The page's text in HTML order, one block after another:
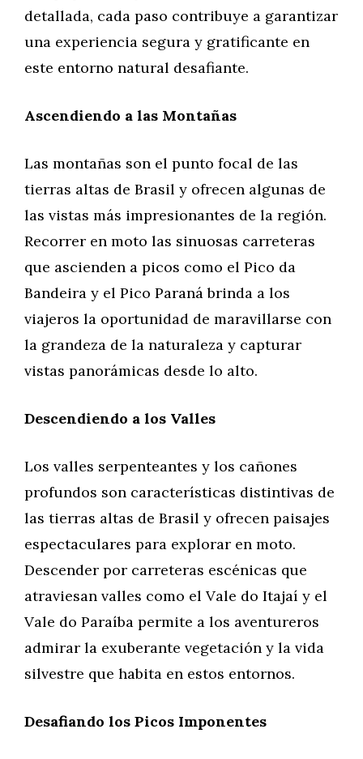
detallada, cada paso contribuye a garantizar
una experiencia segura y gratificante en
este entorno natural desafiante.
Ascendiendo a las Montañas
Las montañas son el punto focal de las
tierras altas de Brasil y ofrecen algunas de
las vistas más impresionantes de la región.
Recorrer en moto las sinuosas carreteras
que ascienden a picos como el Pico da
Bandeira y el Pico Paraná brinda a los
viajeros la oportunidad de maravillarse con
la grandeza de la naturaleza y capturar
vistas panorámicas desde lo alto.
Descendiendo a los Valles
Los valles serpenteantes y los cañones
profundos son características distintivas de
las tierras altas de Brasil y ofrecen paisajes
espectaculares para explorar en moto.
Descender por carreteras escénicas que
atraviesan valles como el Vale do Itajaí y el
Vale do Paraíba permite a los aventureros
admirar la exuberante vegetación y la vida
silvestre que habita en estos entornos.
Desafiando los Picos Imponentes